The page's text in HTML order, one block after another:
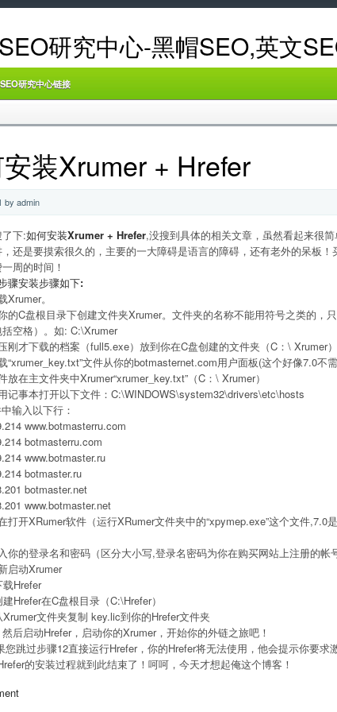
研究中心-黑帽SEO,英文
研究中心链接
装Xrumer + Hrefer
by admin
下:如何安装Xrumer + Hrefer,没搜到具体的相关文章，虽然看起来很
还是要摸索很久的，主要的一大障碍是语言的障碍，还有老外的呆板！
周的时间！
骤安装步骤如下:
Xrumer。
的C盘根目录下创建文件夹Xrumer。文件夹的名称不能用符号之类的，
空格）。如: C:\Xrumer
刚才下载的档案（full5.exe）放到你在C盘创建的文件夹（C：\ Xrumer）
“xrumer_key.txt”文件从你的botmasternet.com用户面板(这个好像7.0不
放在主文件夹中Xrumer“xrumer_key.txt”（C：\ Xrumer）
记事本打开以下文件：C:\WINDOWS\system32\drivers\etc\hosts
输入以下行：
www.botmasterru.com
botmasterru.com
www.botmaster.ru
botmaster.ru
botmaster.net
www.botmaster.net
打开XRumer软件（运行XRumer文件夹中的“xpymep.exe”这个文件,7.0
你的登录名和密码（区分大小写,登录名密码为你在购买网站上注册的帐
启动Xrumer
Hrefer
Hrefer在C盘根目录（C:\Hrefer）
文件夹复制 key.lic到你的Hrefer文件夹
后启动Hrefer，启动你的Xrumer，开始你的外链之旅吧！
您跳过步骤12直接运行Hrefer，你的Hrefer将无法使用，他会提示你要求
的安装过程就到此结束了！呵呵，今天才想起俺这个博客！